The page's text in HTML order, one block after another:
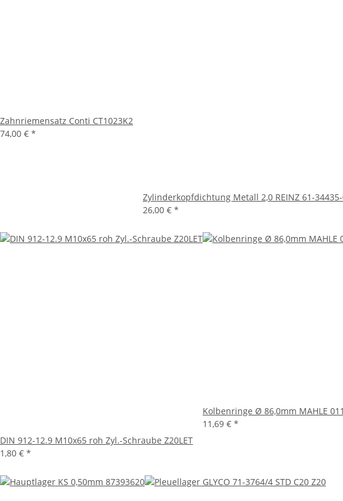
Zahnriemensatz Conti CT1023K2
74,00 € *
Zylinderkopfdichtung Metall 2,0 REINZ 61-
26,00 € *
DIN 912-12.9 M10x65 roh Zyl.-Schraube Z20LET
1,80 € *
Kolbenringe Ø 86,0mm MAHLE
11,69 € *